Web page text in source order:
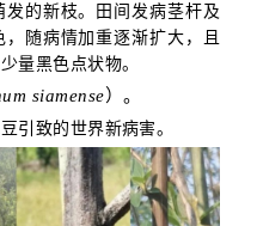
的新枝。田间发病茎杆及
随病情加重逐渐扩大，且
量黑色点状物。
siamense）。
引致的世界新病害。